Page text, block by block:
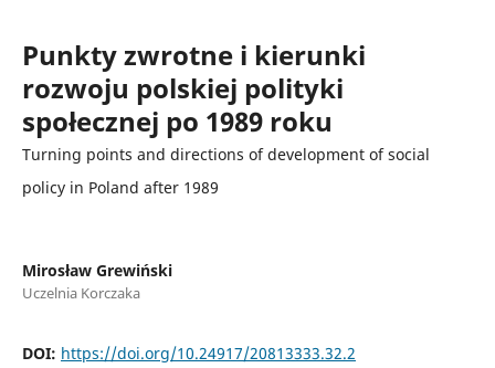
Punkty zwrotne i kierunki
rozwoju polskiej polityki
społecznej po 1989 roku
Turning points and directions of development of social
policy in Poland after 1989
Mirosław Grewiński
Uczelnia Korczaka
DOI: https://doi.org/10.24917/20813333.32.2